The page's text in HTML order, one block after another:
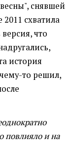
снявшей
схватила
что
история
то решил,
повлияло и на